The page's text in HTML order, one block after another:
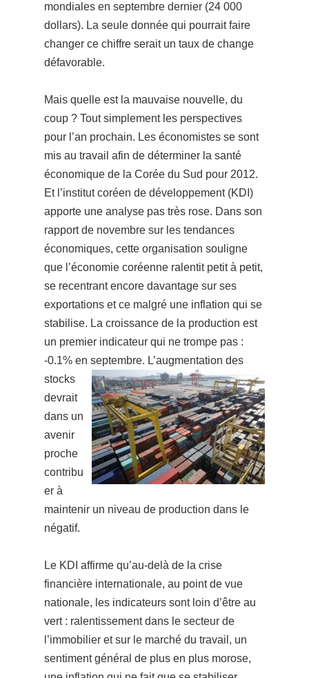
mondiales en septembre dernier (24 000
dollars). La seule donnée qui pourrait faire
changer ce chiffre serait un taux de change
défavorable.
Mais quelle est la mauvaise nouvelle, du
coup ? Tout simplement les perspectives
pour l’an prochain. Les économistes se sont
mis au travail afin de déterminer la santé
économique de la Corée du Sud pour 2012.
Et l’institut coréen de développement (KDI)
apporte une analyse pas très rose. Dans son
rapport de novembre sur les tendances
économiques, cette organisation souligne
que l’économie coréenne ralentit petit à petit,
se recentrant encore davantage sur ses
exportations et ce malgré une inflation qui se
stabilise. La croissance de la production est
un premier indicateur qui ne trompe pas :
-0.1% en septembre. L’augmentation des
stocks
devrait
dans un
avenir
proche
contribu
er à
maintenir un niveau de production dans le
négatif.
Le KDI affirme qu’au-delà de la crise
financière internationale, au point de vue
nationale, les indicateurs sont loin d’être au
vert : ralentissement dans le secteur de
l’immobilier et sur le marché du travail, un
sentiment général de plus en plus morose,